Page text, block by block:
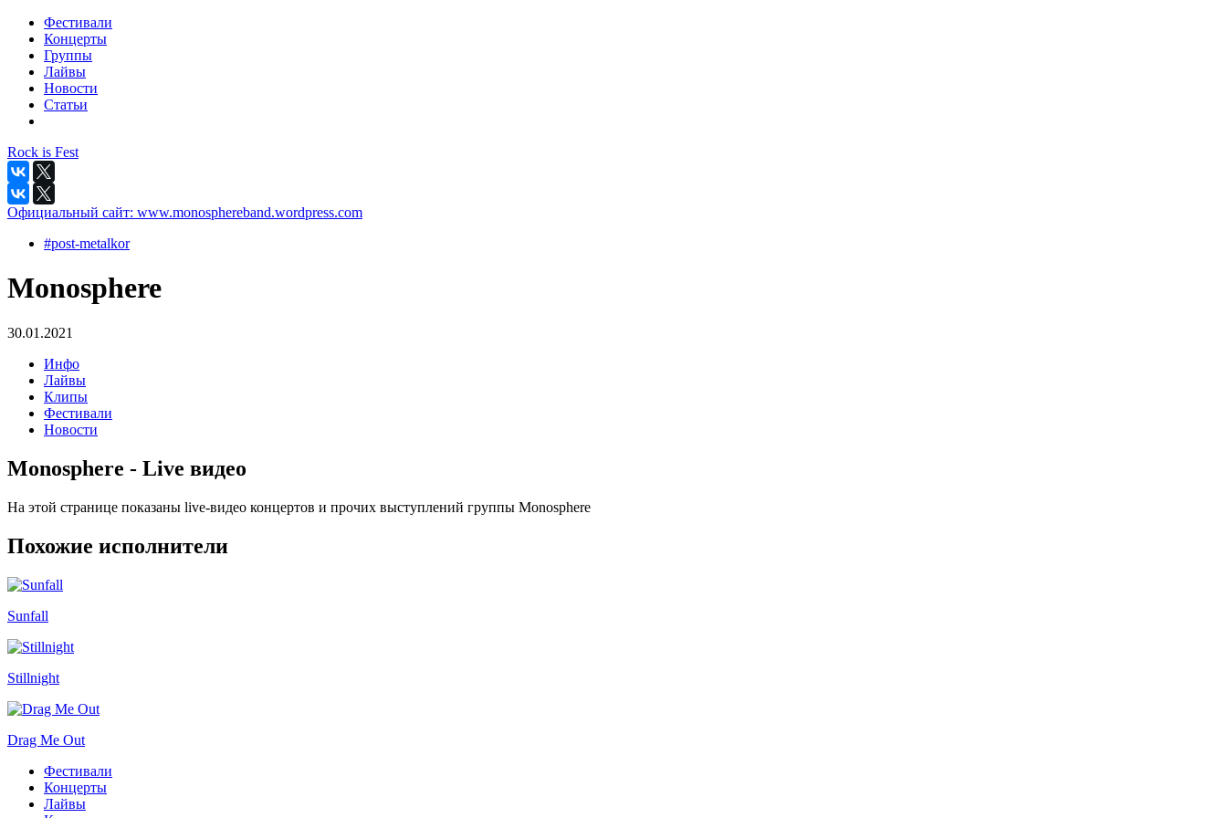
Фестивали
Концерты
Группы
Лайвы
Новости
Статьи
Rock is Fest
Официальный сайт: www.monosphereband.wordpress.com
#post-metalkor
Monosphere
30.01.2021
Инфо
Лайвы
Клипы
Фестивали
Новости
Monosphere - Live видео
На этой странице показаны live-видео концертов и прочих выступлений группы Monosphere
Похожие исполнители
Sunfall
Stillnight
Drag Me Out
Фестивали
Концерты
Лайвы